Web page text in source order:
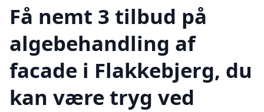
Få nemt 3 tilbud på
algebehandling af
facade i Flakkebjerg, du
kan være tryg ved